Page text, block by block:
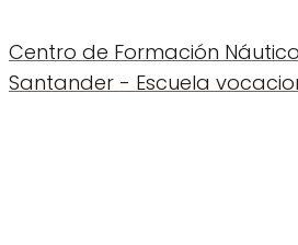
Centro de Formación
Santander - Escuela